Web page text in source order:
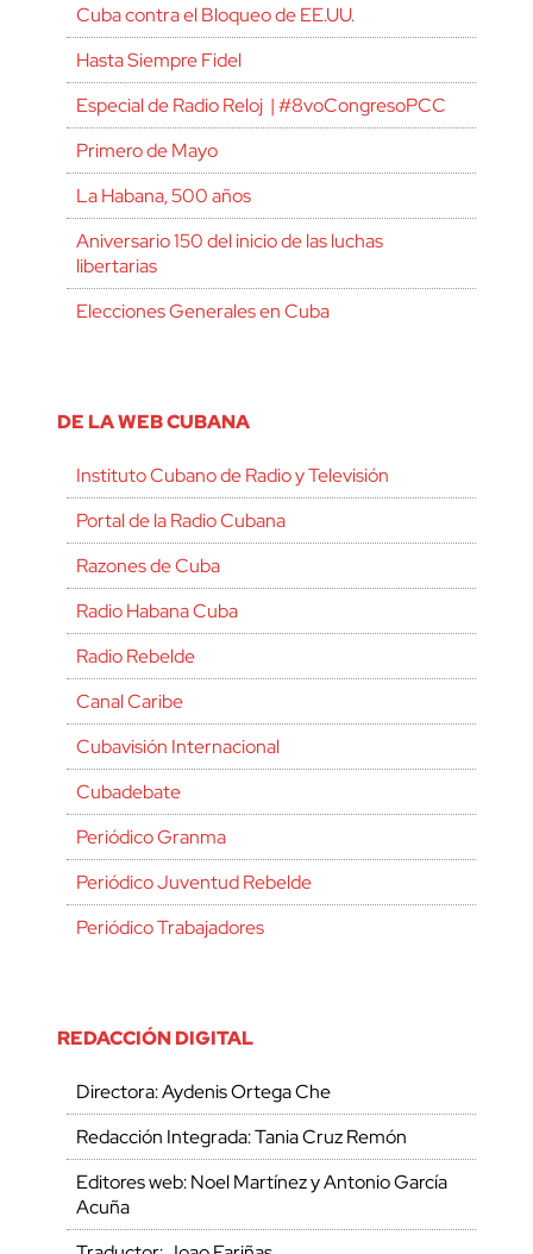
Cuba contra el Bloqueo de EE.UU.
Hasta Siempre Fidel
Especial de Radio Reloj | #8voCongresoPCC
Primero de Mayo
La Habana, 500 años
Aniversario 150 del inicio de las luchas
libertarias
Elecciones Generales en Cuba
DE LA WEB CUBANA
Instituto Cubano de Radio y Televisión
Portal de la Radio Cubana
Razones de Cuba
Radio Habana Cuba
Radio Rebelde
Canal Caribe
Cubavisión Internacional
Cubadebate
Periódico Granma
Periódico Juventud Rebelde
Periódico Trabajadores
REDACCIÓN DIGITAL
Directora: Aydenis Ortega Che
Redacción Integrada: Tania Cruz Remón
Editores web: Noel Martínez y Antonio García
Acuña